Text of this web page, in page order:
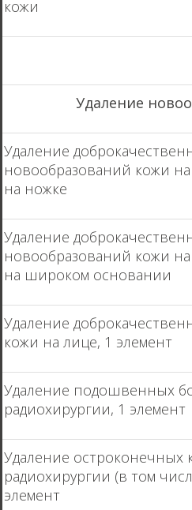
кожи
Удаление
Удаление
новообразований кожи на
на ножке
Удаление
новообразований кожи на
на широком основании
Удаление
кожи на лице, 1 элемент
Удаление подошвенных
радиохирургии, 1 элемент
Удаление остроконечных
радиохирургии (в том
элемент